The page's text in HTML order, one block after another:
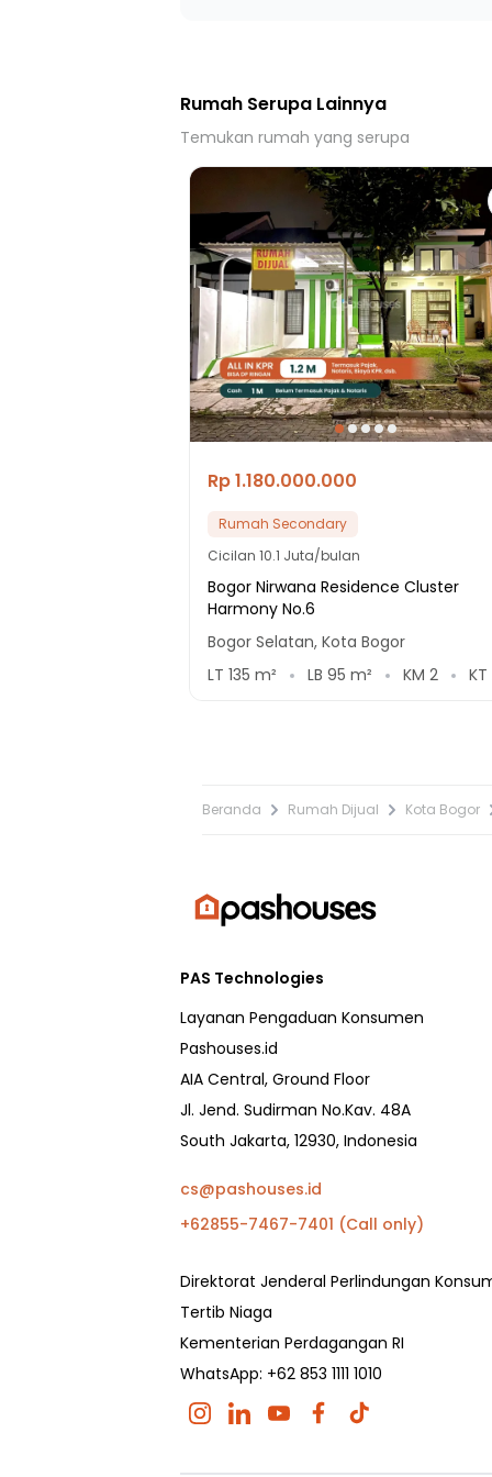
Rumah Serupa Lainnya
Temukan rumah yang serupa
Rp 1.180.000.000
Rumah Secondary
Cicilan 10.1 Juta/bulan
Bogor Nirwana Residence Cluster
Harmony No.6
Bogor Selatan, Kota Bogor
LT 135 m² LB 95 m² KM 2 KT
Beranda Rumah Dijual Kota Bogor
PAS Technologies
Layanan Pengaduan Konsumen
Pashouses.id
AIA Central, Ground Floor
Jl. Jend. Sudirman No.Kav. 48A
South Jakarta, 12930, Indonesia
cs@pashouses.id
+62855-7467-7401 (Call only)
Direktorat Jenderal Perlindungan
Tertib Niaga
Kementerian Perdagangan RI
WhatsApp: +62 853 1111 1010